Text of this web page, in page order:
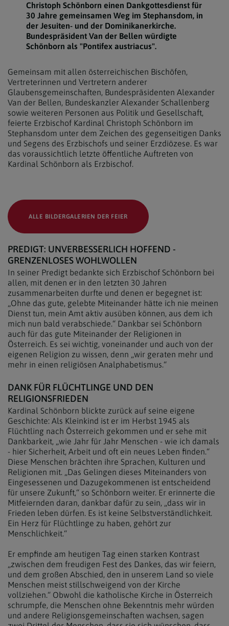
Christoph Schönborn einen Dankgottesdienst für
30 Jahre gemeinsamen Weg im Stephansdom, in
der Jesuiten- und der Dominikanerkirche.
Bundespräsident Van der Bellen würdigte
Schönborn als "Pontifex austriacus".
Gemeinsam mit allen österreichischen Bischöfen,
Vertreterinnen und Vertretern anderer
Glaubensgemeinschaften, Bundespräsidenten Alexander
Van der Bellen, Bundeskanzler Alexander Schallenberg
sowie weiteren Personen aus Politik und Gesellschaft,
feierte Erzbischof Kardinal Christoph Schönborn im
Stephansdom unter dem Zeichen des gegenseitigen Danks
und Segens des Erzbischofs und seiner Erzdiözese. Es war
das voraussichtlich letzte öffentliche Auftreten von
Kardinal Schönborn als Erzbischof.
ALLE BILDERGALERIEN DER FEIER
PREDIGT: UNVERBESSERLICH HOFFEND -
GRENZENLOSES WOHLWOLLEN
In seiner Predigt bedankte sich Erzbischof Schönborn bei
allen, mit denen er in den letzten 30 Jahren
zusammenarbeiten durfte und denen er begegnet ist:
„Ohne das gute, gelebte Miteinander hätte ich nie meinen
Dienst tun, mein Amt aktiv ausüben können, aus dem ich
mich nun bald verabschiede.“ Dankbar sei Schönborn
auch für das gute Miteinander der Religionen in
Österreich. Es sei wichtig, voneinander und auch von der
eigenen Religion zu wissen, denn „wir geraten mehr und
mehr in einen religiösen Analphabetismus.“
DANK FÜR FLÜCHTLINGE UND DEN
RELIGIONSFRIEDEN
Kardinal Schönborn blickte zurück auf seine eigene
Geschichte: Als Kleinkind ist er im Herbst 1945 als
Flüchtling nach Österreich gekommen und er sehe mit
Dankbarkeit, „wie Jahr für Jahr Menschen - wie ich damals
- hier Sicherheit, Arbeit und oft ein neues Leben finden.“
Diese Menschen brächten ihre Sprachen, Kulturen und
Religionen mit. „Das Gelingen dieses Miteinanders von
Eingesessenen und Dazugekommenen ist entscheidend
für unsere Zukunft,“ so Schönborn weiter. Er erinnerte die
Mitfeiernden daran, dankbar dafür zu sein, „dass wir in
Frieden leben dürfen. Es ist keine Selbstverständlichkeit.
Ein Herz für Flüchtlinge zu haben, gehört zur
Menschlichkeit.“
Er empfinde am heutigen Tag einen starken Kontrast
„zwischen dem freudigen Fest des Dankes, das wir feiern,
und dem großen Abschied, den in unserem Land so viele
Menschen meist stillschweigend von der Kirche
vollziehen.“ Obwohl die katholische Kirche in Österreich
schrumpfe, die Menschen ohne Bekenntnis mehr würden
und andere Religionsgemeinschaften wachsen, sagen